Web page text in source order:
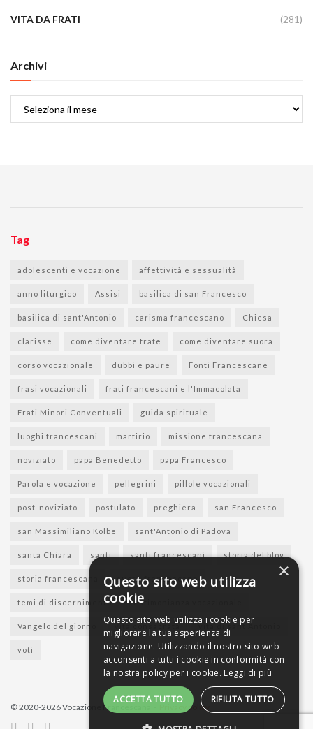
VITA DA FRATI (281)
Archivi
Tag
adolescenti e vocazione affettività e sessualità
anno liturgico Assisi basilica di san Francesco
basilica di sant'Antonio carisma francescano Chiesa
clarisse come diventare frate come diventare suora
corso vocazionale dubbi e paure Fonti Francescane
frasi vocazionali frati francescani e l'Immacolata
Frati Minori Conventuali guida spirituale
luoghi francescani martirio missione francescana
noviziato papa Benedetto papa Francesco
Parola e vocazione pellegrini pillole vocazionali
post-noviziato postulato preghiera san Francesco
san Massimiliano Kolbe sant'Antonio di Padova
santa Chiara santi santi francescani storia del blog
storia francescana suore francescane
temi di discernimento testimonianza vocazionale
Vangelo del giorno vita di sant'Antonio
voti
© 2020-2026 Vocazione Francescana - Privacy policy
×
Questo sito web utilizza
cookie
Questo sito web utilizza i cookie per
migliorare la tua esperienza di
navigazione. Utilizzando il nostro sito web
acconsenti a tutti i cookie in conformità con
la nostra policy per i cookie. Leggi di più
ACCETTA TUTTO RIFIUTA TUTTO